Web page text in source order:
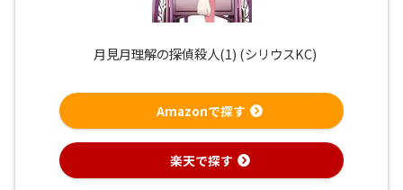
月見月理解の探偵殺人(1) (シリウスKC)
Amazonで探す
楽天で探す